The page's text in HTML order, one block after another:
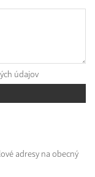
údajov
adresy na obecný